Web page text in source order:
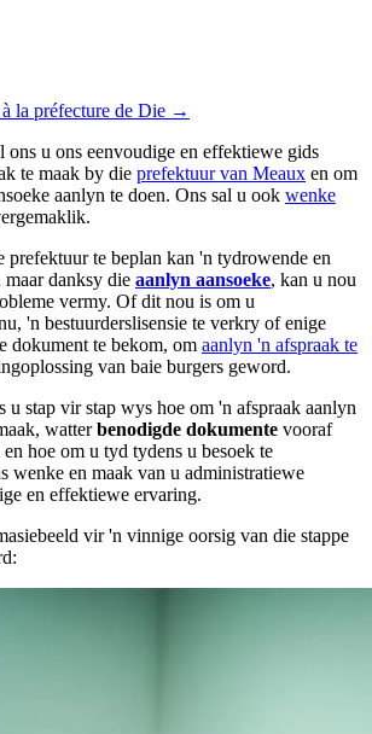
la préfecture de Die →
ons u ons eenvoudige en effektiewe gids
te maak by die prefektuur van Meaux en om
aanlyn te doen. Ons sal u ook wenke
prefektuur te beplan kan 'n tydrowende en
maar danksy die aanlyn aansoeke, kan u nou
vermy. Of dit nou is om u
'n bestuurderslisensie te verkry of enige
dokument te bekom, om aanlyn 'n afspraak te
van baie burgers geword.
u stap vir stap wys hoe om 'n afspraak aanlyn
watterbenodigde dokumente vooraf
hoe om u tyd tydens u besoek te
wenke en maak van u administratiewe
en effektiewe ervaring.
vir 'n vinnige oorsig van die stappe